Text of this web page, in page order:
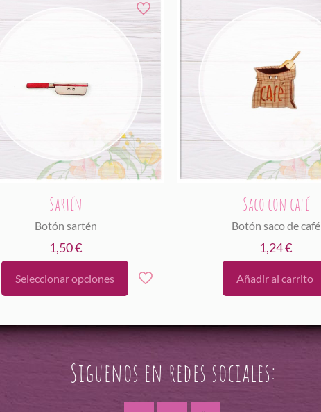
Sartén
Botón sartén
1,50€
Seleccionar opciones
Este
múltiples
Saco con café
Botón saco de café
1,24€
Añadir al carrito
Siguenos en redes sociales: